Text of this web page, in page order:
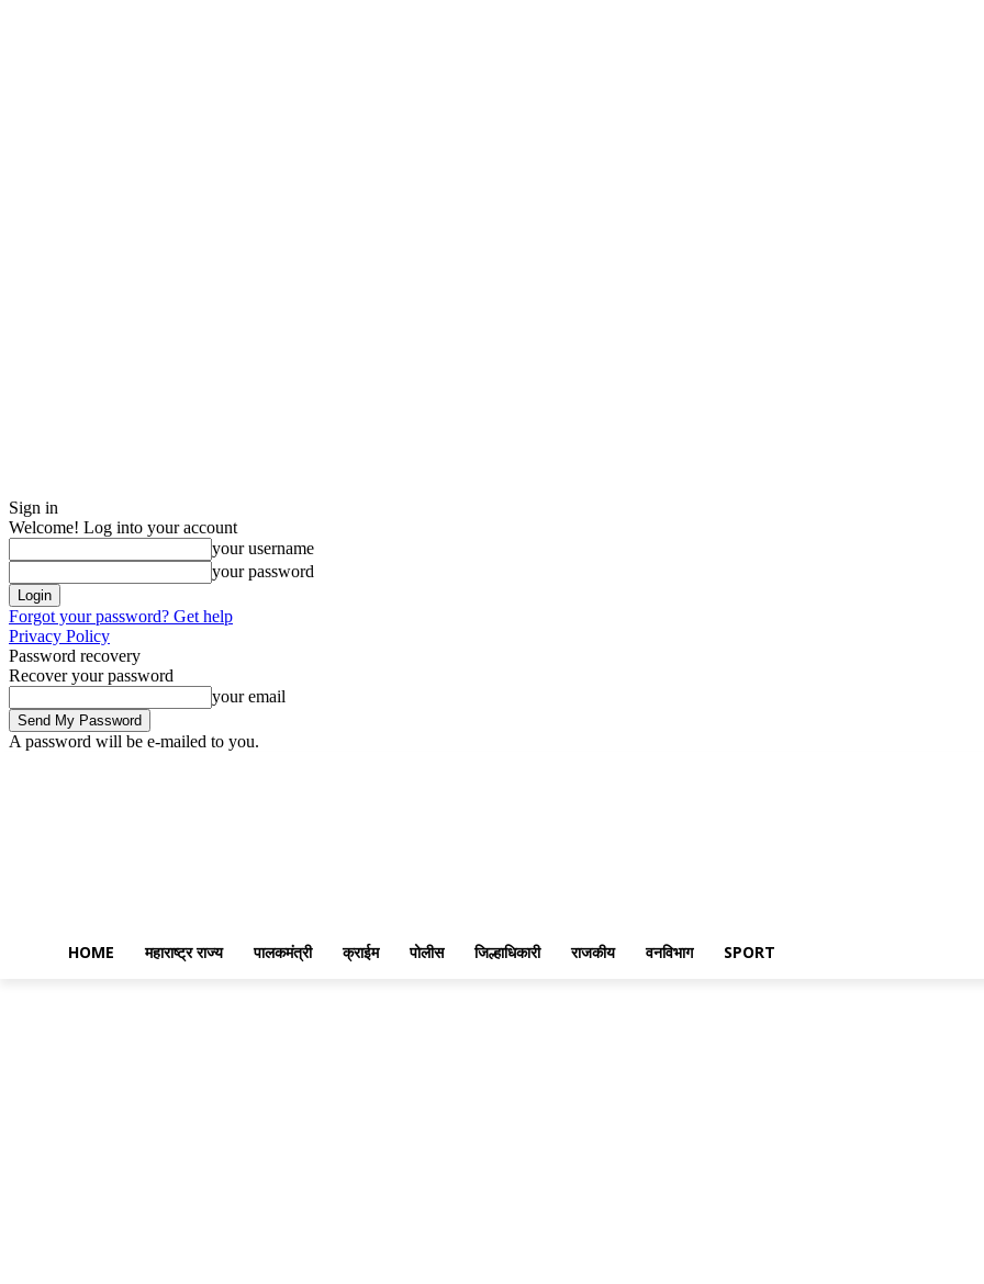
Sign in
Welcome! Log into your account
your username
your password
Forgot your password? Get help
Privacy Policy
Password recovery
Recover your password
your email
A password will be e-mailed to you.
HOME महाराष्ट्र राज्य पालकमंत्री क्राईम पोलीस जिल्हाधिकारी राजकीय वनविभाग SPORT